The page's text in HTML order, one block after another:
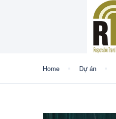
Home Dự án